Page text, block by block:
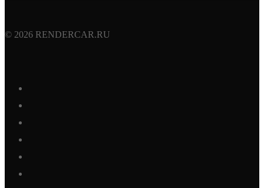
© 2026 RENDERCAR.RU